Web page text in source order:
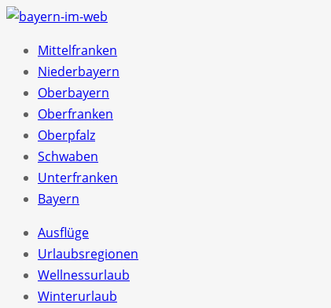
Mittelfranken
Niederbayern
Oberbayern
Oberfranken
Oberpfalz
Schwaben
Unterfranken
Bayern
Ausflüge
Urlaubsregionen
Wellnessurlaub
Winterurlaub